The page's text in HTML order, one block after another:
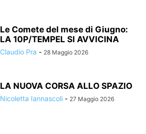
Le Comete del mese di Giugno:
LA 10P/TEMPEL SI AVVICINA
Claudio Pra - 28 Maggio 2026
LA NUOVA CORSA ALLO SPAZIO
Nicoletta Iannascoli - 27 Maggio 2026